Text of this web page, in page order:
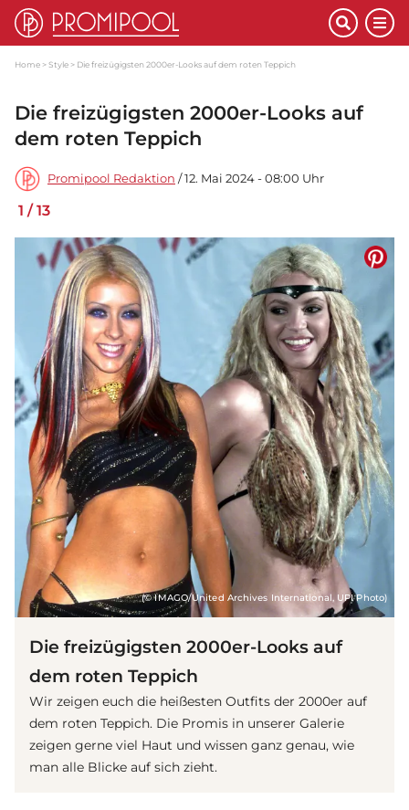
Home Style Die freizügigsten 2000er-Looks auf dem roten Teppich
Die freizügigsten 2000er-Looks auf
dem roten Teppich
Promipool Redaktion / 12. Mai 2024 - 08:00 Uhr
1 /13
(© IMAGO/United Archives International, UPI Photo)
Die freizügigsten 2000er-Looks auf
dem roten Teppich
Wir zeigen euch die heißesten Outfits der 2000er auf
dem roten Teppich. Die Promis in unserer Galerie
zeigen gerne viel Haut und wissen ganz genau, wie
man alle Blicke auf sich zieht.